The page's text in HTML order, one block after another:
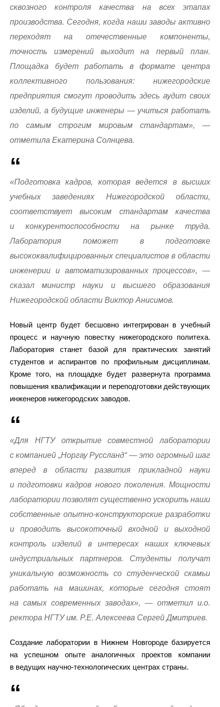
сквозного контроля качества на всех этапах
производства. Сегодня, когда наши заводы активно
переходят на отечественные компоненты,
точность измерений выходит на первый план.
Площадка будет работать в формате центра
коллективного пользования: нижегородские
предприятия смогут проводить здесь аудит своих
изделий, а будущие инженеры — учиться работать
по самым строгим мировым стандартам», —
отметила Екатерина Солнцева.
«Подготовка кадров, которая ведется в высших
учебных заведениях Нижегородской области,
соответствует высоким стандартам качества
и конкурентоспособности на рынке труда.
Лаборатория поможет в подготовке
высококвалифицированных специалистов в области
инженерии и автоматизированных процессов», —
сказал министр науки и высшего образования
Нижегородской области Виктор Анисимов.
Новый центр будет бесшовно интегрирован в учебный
процесс и научную повестку нижегородского политеха.
Лаборатория станет базой для практических занятий
студентов и аспирантов по профильным дисциплинам.
Кроме того, на площадке будет развернута программа
повышения квалификации и переподготовки действующих
инженеров нижегородских заводов.
«Для НГТУ открытие совместной лаборатории
с компанией „Норгау Руссланд“ — это огромный шаг
вперед в области развития прикладной науки
и подготовки кадров нового поколения. Мощности
лаборатории позволят существенно ускорить наши
собственные опытно-конструкторские разработки
и проводить высокоточный входной и выходной
контроль изделий в интересах наших ключевых
индустриальных партнеров. Студенты получат
уникальную возможность со студенческой скамьи
работать на машинах, которые сегодня стоят
на самых современных заводах», — отметил и.о.
ректора НГТУ им. Р.Е. Алексеева Сергей Дмитриев.
Создание лаборатории в Нижнем Новгороде базируется
на успешном опыте аналогичных проектов компании
в ведущих научно-технологических центрах страны.